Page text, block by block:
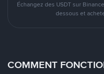
Échangez des USDT sur
dessous et
COMMENT